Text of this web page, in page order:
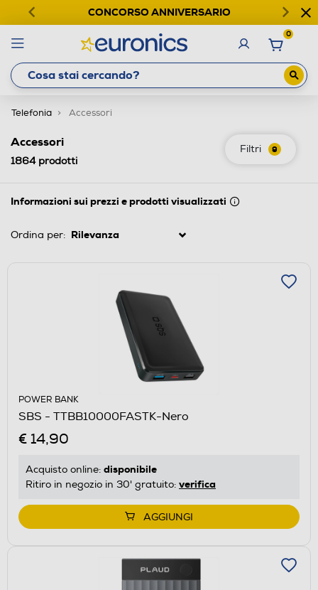
CONCORSO ANNIVERSARIO
0
Telefonia Accessori
Filtri 9
Accessori
1864prodotti
Informazioni sui prezzi e prodotti visualizzati
Ordina per:
POWER BANK
SBS - TTBB10000FASTK-Nero
€ 14,90
Acquisto online: disponibile
Ritiro in negozio in 30' gratuito: verifica
AGGIUNGI